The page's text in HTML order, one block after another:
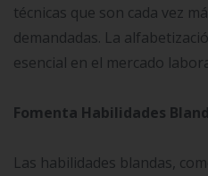
técnicas que son cada vez
demandadas. La
esencial en el mercado
Fomenta Habilidades
Las habilidades blandas,